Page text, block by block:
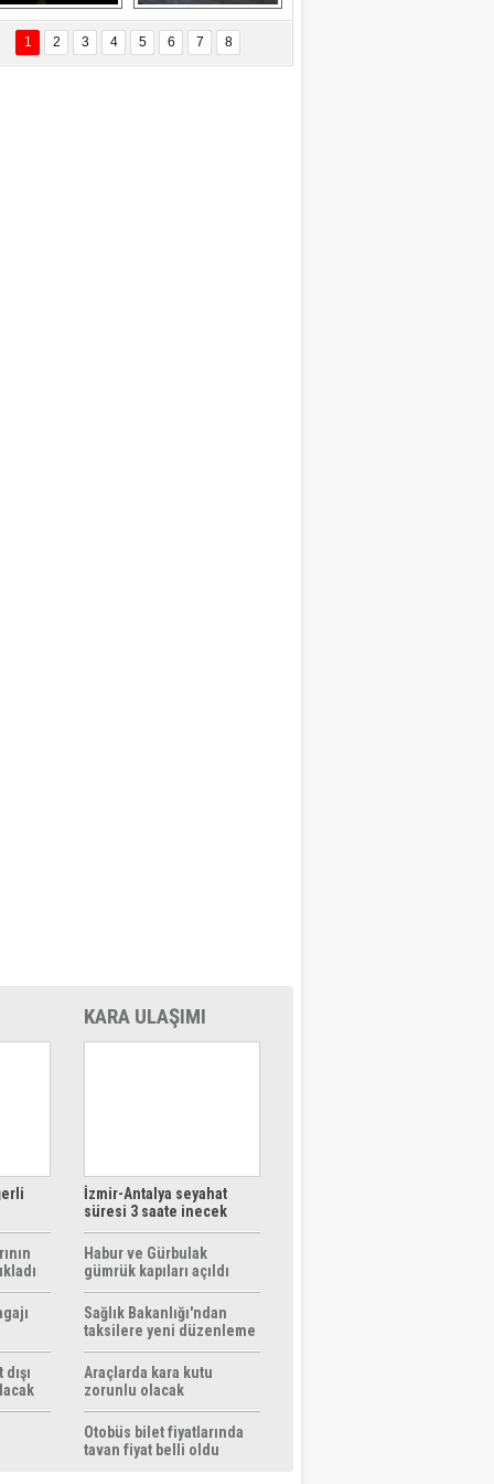
ÖZYANIK
Değişti?
Delta uçağına
yıldırım çarptı
Ford Focus RS
(2015)
1 2 3 4 5 6 7 8
KARA ULAŞIMI
İzmir-Antalya seyahat
süresi 3 saate inecek
Habur ve Gürbulak
gümrük kapıları açıldı
Sağlık Bakanlığı'ndan
taksilere yeni düzenleme
Araçlarda kara kutu
zorunlu olacak
Otobüs bilet fiyatlarında
tavan fiyat belli oldu